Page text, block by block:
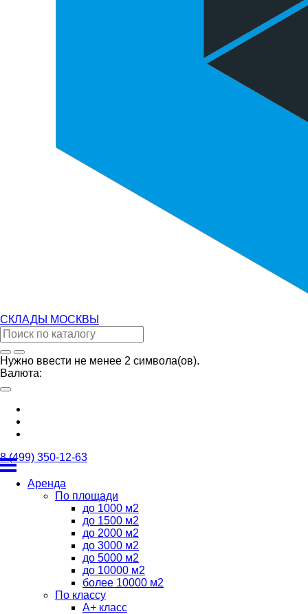
СКЛАДЫ МОСКВЫ
Нужно ввести не менее 2 символа(ов).
Валюта:
8 (499) 350-12-63
Аренда
По площади
до 1000 м2
до 1500 м2
до 2000 м2
до 3000 м2
до 5000 м2
до 10000 м2
более 10000 м2
По классу
А+ класс